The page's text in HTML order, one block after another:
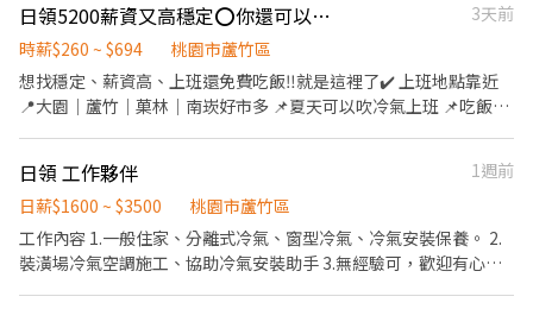
後請截圖職缺文➡️私訊留下 ⌜姓名✚電話⌟ 謝謝❤️ #搞笑專員陪你抬
槓 #免諮詢費
17:30－22:30 夜班: 00:00－08:00 夜11班:23:00－08:00 晚9班：
21:00－06:00 ~~~~~~~~~~~~~~~~~~~~~~~~~~~~~~ 💸時薪230💸
專區 早9班：09:00 － 18:00 早8班：08:00 －17:00 午13班：13:00
－20:00 午14班：14:00－23:00 工作內容: 簡單分貨＋包裹整理 工作
津貼加碼250~600💸 🕒 上班時段 ▪ 早班：08:00 - 17:00｜時薪
$210 ▪ 晚班：18:00 - 03:00｜時薪 $240 地址: 桃1📍桃園市大園區
建國路 桃3📍桃園市大園區中山南路 桃4📍桃園市觀音區玉林路一段
桃5📍桃園市觀音區寶倉街 桃6📍桃園市大園區航翔路 RC8📍桃園市
楊梅區環東路 桃9📍桃園市大園區建國路 桃17📍桃園市大園區開和
路 ━━━━━━━━━━━━━━━━━━━━━ ❤️𝑳𝒊𝒏𝒆 𝑰𝑫：
日領5200薪資又高穩定⭕️你還可以吹著冷氣工作享受免費的便當
3天前
時薪$260 ~ $694
桃園市蘆竹區
想找穩定、薪資高、上班還免費吃飯‼️就是這裡了✔️ 上班地點靠近
📍大園｜蘆竹｜菓林｜南崁好市多 📌夏天可以吹冷氣上班 📌吃飯時
時薪💵$210/H 日領1680-4200 ∥中班∥14:30-00:00∥ 時薪💵
$240/H 日領1920-4800 ∥夜班∥20:00-05:30∥ 🔥 時薪💵$260/H
日領2080-5200 ⭕️休假方式｜擇一 ❶ 週休六日 ❷ 每週固定排休2
天 ⭕️工作內容是什麼呢 ✔️ 產品組裝、包裝 ✔️ 檢查有無問題 ✔️ 貼標
日領 工作夥伴
1週前
日薪$1600 ~ $3500
桃園市蘆竹區
工作內容 1.一般住家、分離式冷氣、窗型冷氣、冷氣安裝保養。 2.
裝潢場冷氣空調施工、協助冷氣安裝助手 3.無經驗可，歡迎有心學